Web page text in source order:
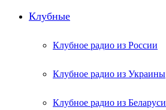
Клубные
Клубное радио из России
Клубное радио из Украины
Клубное радио из Беларуси